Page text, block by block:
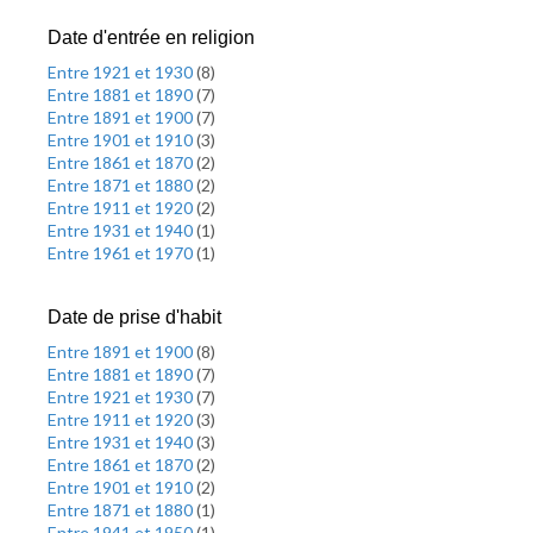
Date d'entrée en religion
Entre 1921 et 1930(8)
Entre 1881 et 1890(7)
Entre 1891 et 1900(7)
Entre 1901 et 1910(3)
Entre 1861 et 1870(2)
Entre 1871 et 1880(2)
Entre 1911 et 1920(2)
Entre 1931 et 1940(1)
Entre 1961 et 1970(1)
Date de prise d'habit
Entre 1891 et 1900(8)
Entre 1881 et 1890(7)
Entre 1921 et 1930(7)
Entre 1911 et 1920(3)
Entre 1931 et 1940(3)
Entre 1861 et 1870(2)
Entre 1901 et 1910(2)
Entre 1871 et 1880(1)